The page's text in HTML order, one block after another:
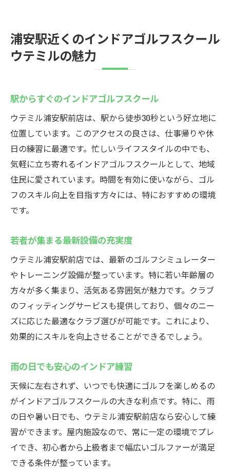
インドアゴルフで効率的にスキルアップ
若者に人気！浦安駅のインドアゴルフスクール
夜間も練習できる利便性の高さ
手ぶらで通えるサービスが人気
駅近でアクセスが抜群の理由
初心者でも気軽に始められる環境
仲間と楽しく学べるレッスン内容
24時間営業のインドアゴルフスクールウテミル
浦安駅
忙しい人のための練習環境
夜でも安全に通える安心感
深夜も利用可能な広々設備
時間を気にせずゴルフに集中
自分のペースで通える自由度
浦安駅前のインドアゴルフスクールでゴルフを
楽しむ
快適なインドア環境でのびのび練習
初心者もすぐに馴染める雰囲気
楽しみながらスキルアップできる理由
地域最安値でコスパも抜群
ゴルフの楽しさを感じるレッスン
インドアゴルフスクール浦安駅、最安値で始め
浦安駅近くのインドアゴルフスクール
ウテミルの魅力
駅からすぐのインドアゴルフスクール
ウテミル浦安駅前店は、駅から徒歩30秒という好立地に
位置しています。このアクセスの良さは、仕事帰りや休
日の練習に最適です。忙しいライフスタイルの中でも、
気軽に立ち寄れるインドアゴルフスクールとして、地域
住民に愛されています。時間を有効に使いながら、ゴル
フのスキル向上を目指す方々には、特におすすめの環境
です。
若者が集まる最新設備の充実度
ウテミル浦安駅前店では、最新のゴルフシミュレーター
やトレーニング設備が整っています。特に若い年齢層の
方々が多く集まり、活気ある雰囲気が魅力です。クラブ
のフィッティングサービスも提供しており、個々のニー
ズに応じた最適なクラブ選びが可能です。これにより、
効果的にスキルを向上させることができるでしょう。
雨の日でも安心のインドア練習
天候に左右されず、いつでも快適にゴルフを楽しめるの
がインドアゴルフスクールの大きな利点です。特に、雨
の日や暑い日でも、ウテミル浦安駅前店なら安心して練
習ができます。屋内施設なので、常に一定の環境でプレ
イでき、初心者から上級者まで幅広いゴルファーが満足
できる条件が整っています。